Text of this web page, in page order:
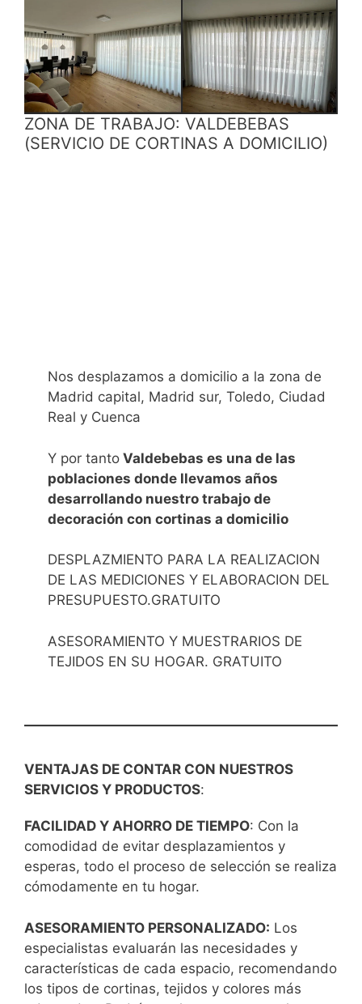
ZONA DE TRABAJO: VALDEBEBAS
(SERVICIO DE CORTINAS A DOMICILIO)
Nos desplazamos a domicilio a la zona de
Madrid capital, Madrid sur, Toledo, Ciudad
Real y Cuenca
Y por tanto Valdebebas es una de las
poblaciones donde llevamos años
desarrollando nuestro trabajo de
decoración con cortinas a domicilio
DESPLAZMIENTO PARA LA REALIZACION
DE LAS MEDICIONES Y ELABORACION DEL
PRESUPUESTO.GRATUITO
ASESORAMIENTO Y MUESTRARIOS DE
TEJIDOS EN SU HOGAR. GRATUITO
VENTAJAS DE CONTAR CON NUESTROS
SERVICIOS Y PRODUCTOS:
FACILIDAD Y AHORRO DE TIEMPO: Con la
comodidad de evitar desplazamientos y
esperas, todo el proceso de selección se realiza
cómodamente en tu hogar.
ASESORAMIENTO PERSONALIZADO: Los
especialistas evaluarán las necesidades y
características de cada espacio, recomendando
los tipos de cortinas, tejidos y colores más